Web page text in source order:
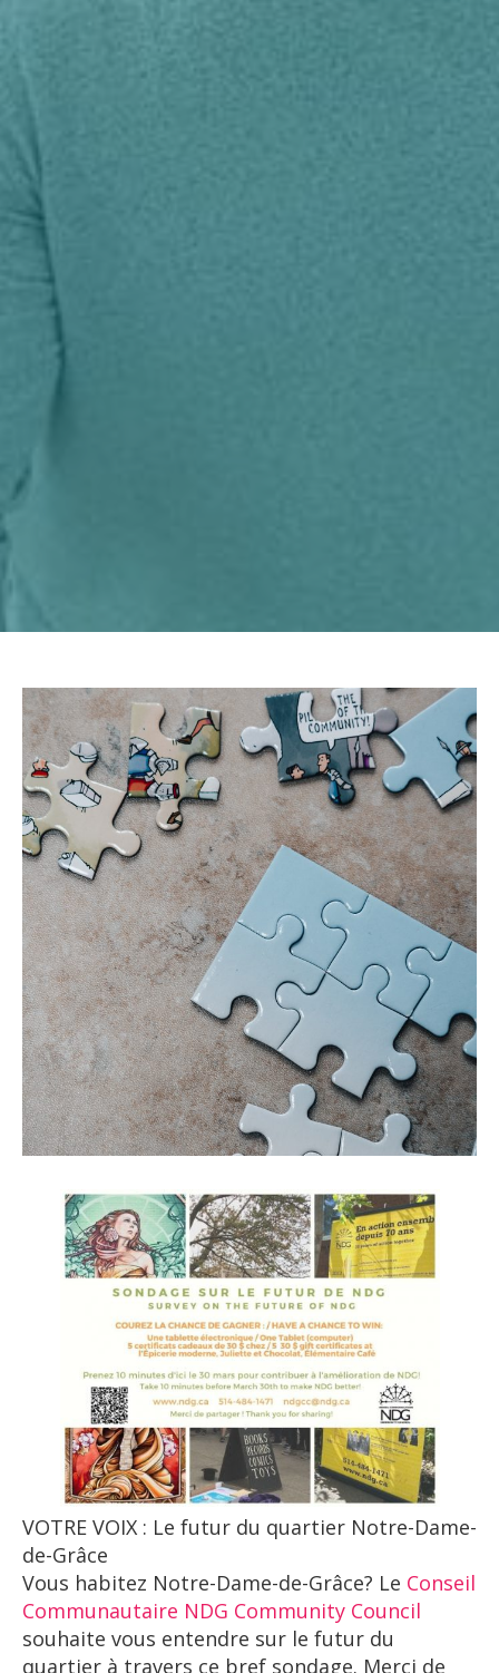
VOTRE VOIX : Le futur du quartier Notre-Dame-
de-Grâce
Vous habitez Notre-Dame-de-Grâce? Le Conseil
Communautaire NDG Community Council
souhaite vous entendre sur le futur du
quartier à travers ce bref sondage. Merci de